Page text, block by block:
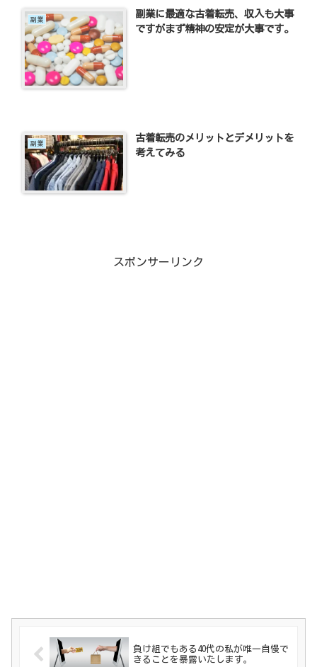
副業
副業に最適な古着転売、収入も大事
ですがまず精神の安定が大事です。
副業
古着転売のメリットとデメリットを
考えてみる
スポンサーリンク
負け組でもある40代の私が唯一自慢で
きることを暴露いたします。